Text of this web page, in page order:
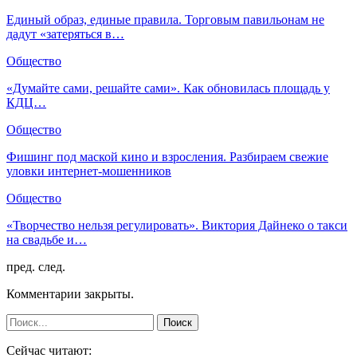
Единый образ, единые правила. Торговым павильонам не
дадут «затеряться в…
Общество
«Думайте сами, решайте сами». Как обновилась площадь у
КДЦ…
Общество
Фишинг под маской кино и взросления. Разбираем свежие
уловки интернет-мошенников
Общество
«Творчество нельзя регулировать». Виктория Дайнеко о такси
на свадьбе и…
пред. след.
Комментарии закрыты.
Сейчас читают: